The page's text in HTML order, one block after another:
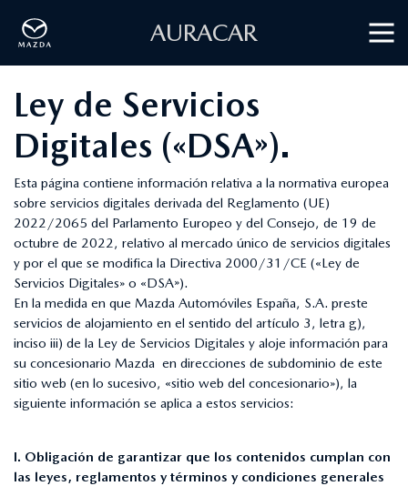
AURACAR
Ley de Servicios
Digitales («DSA»).
Esta página contiene información relativa a la normativa europea
sobre servicios digitales derivada del Reglamento (UE)
2022/2065 del Parlamento Europeo y del Consejo, de 19 de
octubre de 2022, relativo al mercado único de servicios digitales
y por el que se modifica la Directiva 2000/31/CE («Ley de
Servicios Digitales» o «DSA»).
En la medida en que Mazda Automóviles España, S.A. preste
servicios de alojamiento en el sentido del artículo 3, letra g),
inciso iii) de la Ley de Servicios Digitales y aloje información para
su concesionario Mazda en direcciones de subdominio de este
sitio web (en lo sucesivo, «sitio web del concesionario»), la
siguiente información se aplica a estos servicios:
I. Obligación de garantizar que los contenidos cumplan con
las leyes, reglamentos y términos y condiciones generales